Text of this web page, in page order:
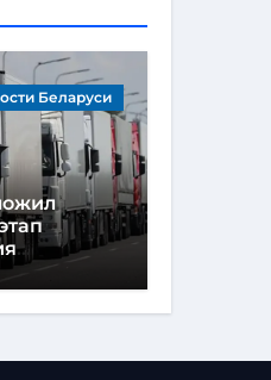
Беларуси
пломб